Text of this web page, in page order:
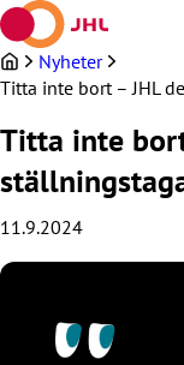
Hoppa
till
innehållet
Nyheter
Titta inte bort – JHL
Titta inte
11.9.2024